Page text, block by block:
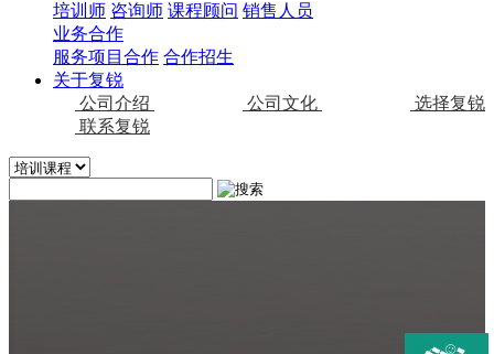
培训师 咨询师 课程顾问 销售人员
业务合作
服务项目合作 合作招生
关于复锐
公司介绍
公司文化
选择复锐
联系复锐